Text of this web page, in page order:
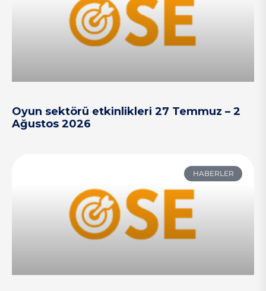
Oyun sektörü etkinlikleri 27 Temmuz – 2
Ağustos 2026
HABERLER